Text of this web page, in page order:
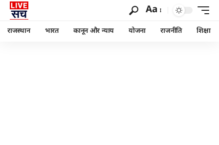
Aa
राजस्थान भारत कानून और न्याय योजना राजनीति शिक्षा